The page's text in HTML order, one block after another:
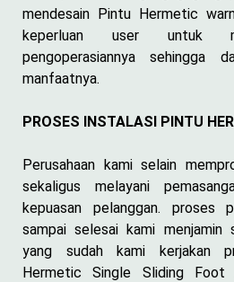
mendesain Pintu Hermetic
keperluan user untuk
pengoperasiannya sehingga
manfaatnya.
PROSES INSTALASI PINTU
Perusahaan kami selain
sekaligus melayani
kepuasan pelanggan. proses
sampai selesai kami menjamin
yang sudah kami kerjakan
Hermetic Single Sliding